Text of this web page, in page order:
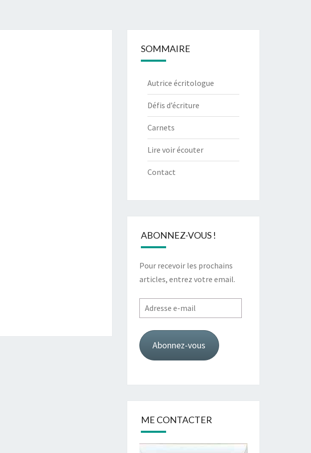
SOMMAIRE
Autrice écritologue
Défis d’écriture
Carnets
Lire voir écouter
Contact
ABONNEZ-VOUS !
Pour recevoir les prochains
articles, entrez votre email.
Adresse
e-
mail
Abonnez-vous
ME CONTACTER